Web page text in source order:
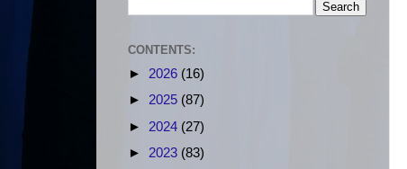
CONTENTS:
► 2026 (16)
► 2025 (87)
► 2024 (27)
► 2023 (83)